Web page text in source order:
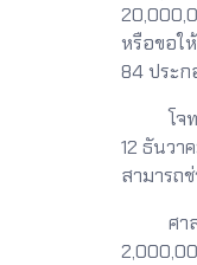
หรือขอใ
84 ประก
โจทก์ฟ้
12 ธันวา
สามารถ
ศาลอา